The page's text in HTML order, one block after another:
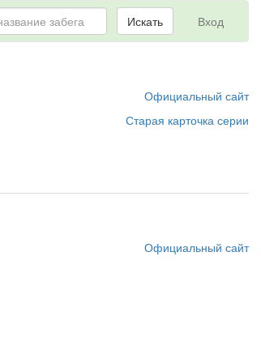
Вход
Искать
Официальный сайт
Старая карточка серии
Официальный сайт